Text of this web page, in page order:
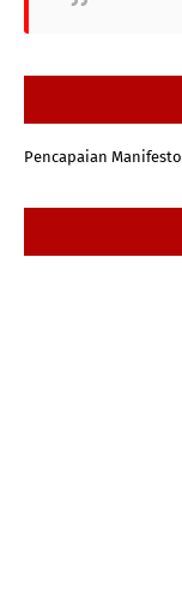
Pencapaian Manifesto